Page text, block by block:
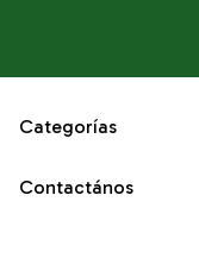
Categorías
Contactános